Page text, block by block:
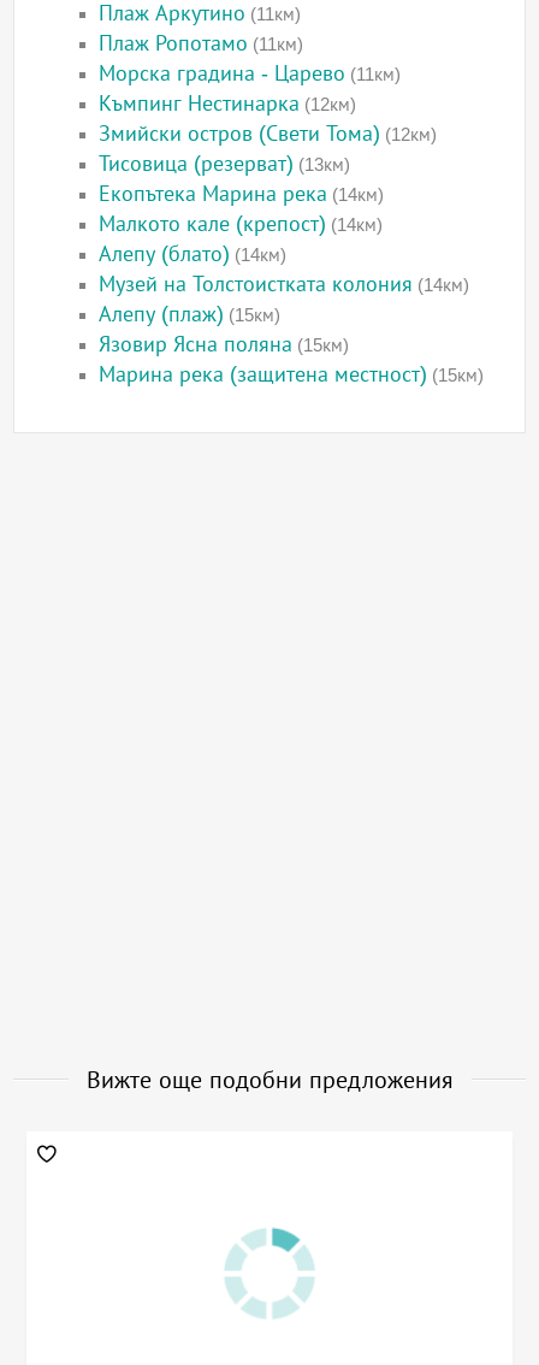
Плаж Аркутино (11км)
Плаж Ропотамо (11км)
Морска градина - Царево (11км)
Къмпинг Нестинарка (12км)
Змийски остров (Свети Тома) (12км)
Тисовица (резерват) (13км)
Екопътека Марина река (14км)
Малкото кале (крепост) (14км)
Алепу (блато) (14км)
Музей на Толстоистката колония (14км)
Алепу (плаж) (15км)
Язовир Ясна поляна (15км)
Марина река (защитена местност) (15км)
Вижте още подобни предложения